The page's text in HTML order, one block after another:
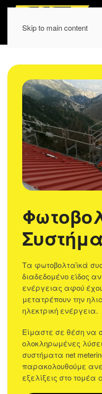
Skip to main content
Τα φωτοβολταϊκά
διαδεδομένο είδος
ενέργειας αφού
μετατρέπουν την
ηλεκτρική ενέργεια.
Είμαστε σε θέση να
ολοκληρωμένες
συστήματα net
παρακολουθούμε
εξελίξεις στο τομέα